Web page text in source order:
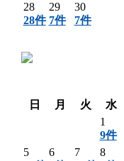
28
28件
29
7件
30
7件
日
月 火 水
1
9件
5
6
7
8